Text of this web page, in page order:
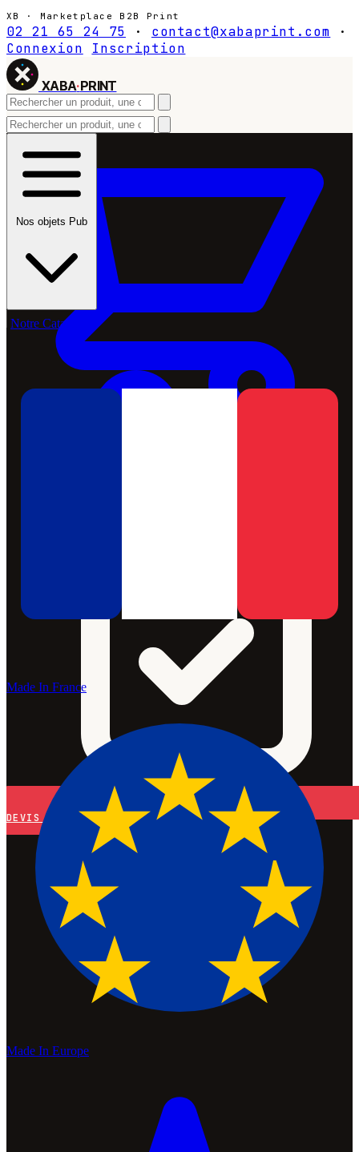
XB · Marketplace B2B Print
02 21 65 24 75 · contact@xabaprint.com
·
Connexion
Inscription
XABA·PRINT
DEVIS
Nos objets Pub
Notre Catalogue
Made In France
Made In Europe